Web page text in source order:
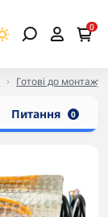
0
Готові до монтажу
Питання 0